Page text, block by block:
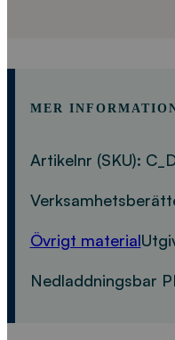
MER
Artikelnr (SKU):
Övrigt material
Nedladdningsbar